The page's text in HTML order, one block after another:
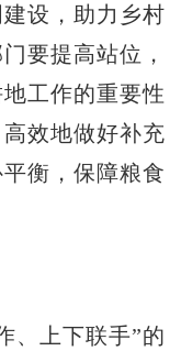
设，助力乡村
要提高站位，
工作的重要性
效地做好补充
衡，保障粮食
上下联手”的